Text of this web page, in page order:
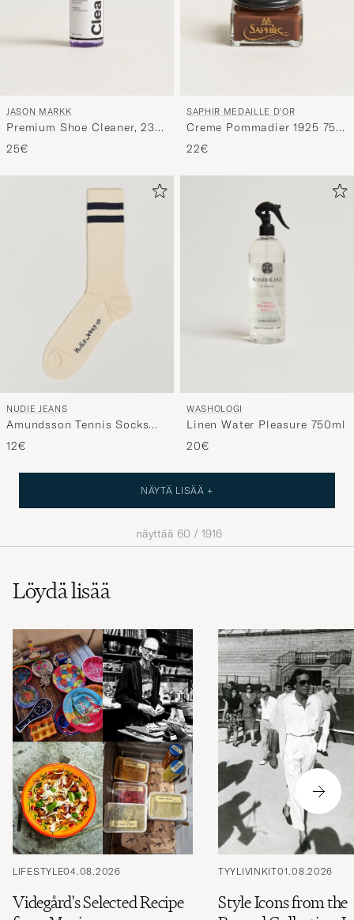
JASON MARKK
Premium Shoe Cleaner, 236
ml
25€
SAPHIR MEDAILLE D'OR
Creme Pommadier 1925 75
ml Medium Brown
22€
NUDIE JEANS
Amundsson Tennis Socks
Off White/Navy
12€
WASHOLOGI
Linen Water Pleasure 750ml
20€
NÄYTÄ LISÄÄ +
näyttää 60 / 1916
Löydä lisää
LIFESTYLE04.08.2026
Videgård's Selected Recipe
TYYLIVINKIT01.08.2026
Style Icons from the